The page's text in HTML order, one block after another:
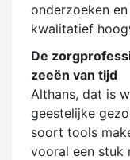
onderzoeken
kwalitatief
De
zeeën van tijd
Althans, dat is
geestelijke
soort tools
vooral een stuk